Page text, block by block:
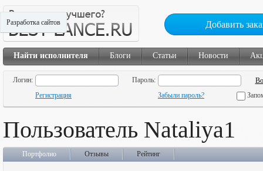
Добавить
Найти исполнителя Блоги Статьи Новости
Логин:
Пароль:
Регистрация
Забыли пароль?
Пользователь Nataliya1
Портфолио Отзывы Рейтинг
Разработка сайтов